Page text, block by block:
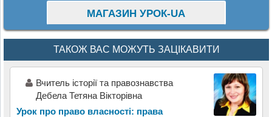
МАГАЗИН УРОК-UA
ТАКОЖ ВАС МОЖУТЬ ЗАЦІКАВИТИ
Вчитель історії та правознавства
Дебела Тетяна Вікторівна
Урок про право власності: права